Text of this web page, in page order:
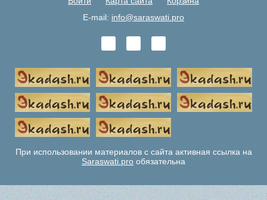
E-mail: info@saraswati.pro
При использовании материалов с сайта активная ссылка на
Saraswati.pro обязательна